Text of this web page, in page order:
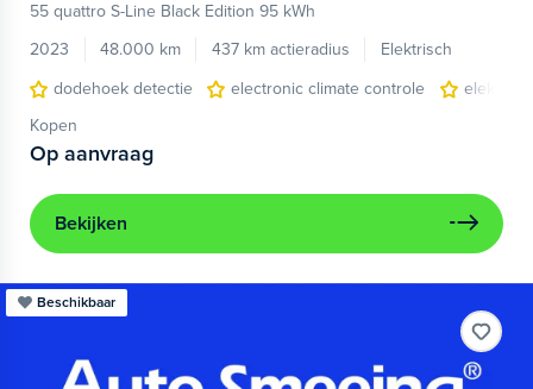
55 quattro S-Line Black Edition 95 kWh
2023
48.000 km 437 km actieradius
Elektrisch
dodehoek detectie
electronic climate controle
Kopen
Op aanvraag
Bekijken
Beschikbaar